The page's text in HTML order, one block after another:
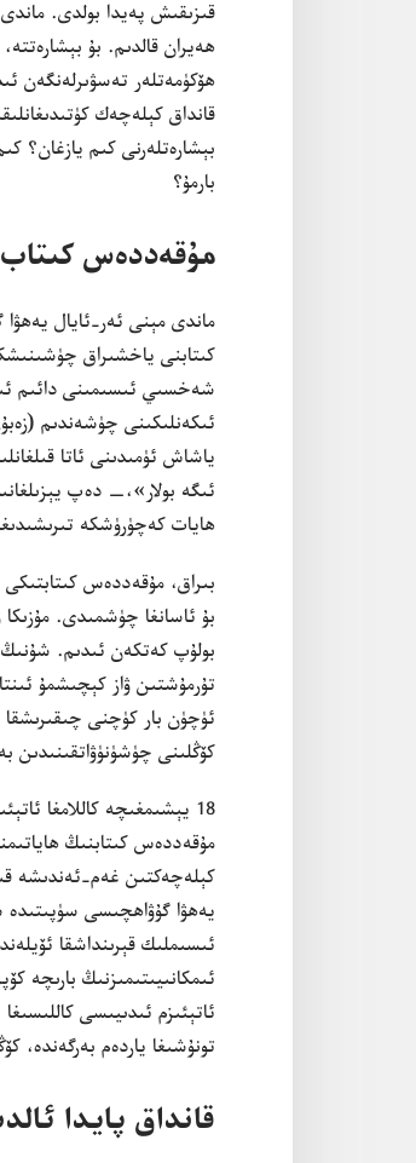
قىزىقىش پە‌يدا بولدى.‏
ھە‌يران قالدىم.‏ بۇ
ھۆكۈمە‌تلە‌ر تە‌سۋىرلە‌نگە‌ن
قانداق كېلە‌چە‌ك
بېشارە‌تلە‌رنى كىم يازغان؟‏
بارمۇ؟‏
مۇ‌قە‌ددە‌س كىتاب
ماندى مېنى ئە‌ر-‏ئايال
كىتابنى ياخشىراق
شە‌خسىي ئىسىمىنى دائىم
ئىكە‌نلىكىنى چۈشە‌ندىم (‏زە‌بۇ‌ر
ياشاش ئۈمىدىنى ئاتا
ئىگە بولار»،‏—‏ دە‌پ
ھايات كە‌چۈرۈشكە
بىراق،‏ مۇ‌قە‌ددە‌س
بۇ ئاسانغا چۈشمىدى.‏ مۇ‌زىكا
بولۇ‌پ كە‌تكە‌ن ئىدىم.‏ شۇ‌نىڭ
تۇ‌رمۇ‌شتىن ۋاز كېچىشمۇ
ئۈچۈن بار كۈچنى
كۆڭلىنى چۈشۈنۈۋاتقىنىدىن
18 يېشىمغىچە كاللامغا
مۇ‌قە‌ددە‌س كىتابنىڭ
ئىسىملىك قېرىنداشقا
ئىمكانىيىتىمىزنىڭ بارىچە
ئاتېئىزم ئىدىيىسى
تونۇ‌شىغا ياردە‌م بە‌رگە‌ندە،‏
قانداق پايدا